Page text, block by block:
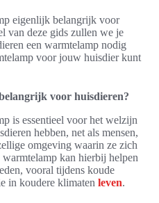
eigenlijk belangrijk voor
van deze gids zullen we je
een warmtelamp nodig
voor jouw huisdier kunt
voor huisdieren?
is essentieel voor het welzijn
hebben, net als mensen,
omgeving waarin ze zich
kan hierbij helpen
vooral tijdens koude
in koudere klimaten leven.